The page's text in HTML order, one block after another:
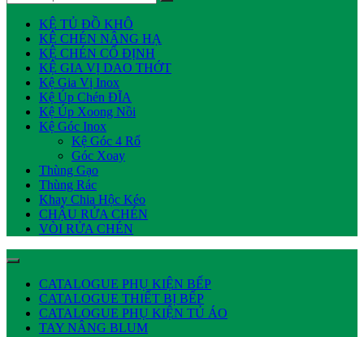
KỆ TỦ ĐỒ KHÔ
KỆ CHÉN NÂNG HẠ
KỆ CHÉN CỐ ĐỊNH
KỆ GIA VỊ DAO THỚT
Kệ Gia Vị Inox
Kệ Úp Chén ĐĨA
Kệ Úp Xoong Nồi
Kệ Góc Inox
Kệ Góc 4 Rổ
Góc Xoay
Thùng Gạo
Thùng Rác
Khay Chia Hộc Kéo
CHẬU RỬA CHÉN
VÒI RỬA CHÉN
CATALOGUE PHỤ KIỆN BẾP
CATALOGUE THIẾT BỊ BẾP
CATALOGUE PHỤ KIỆN TỦ ÁO
TAY NÂNG BLUM